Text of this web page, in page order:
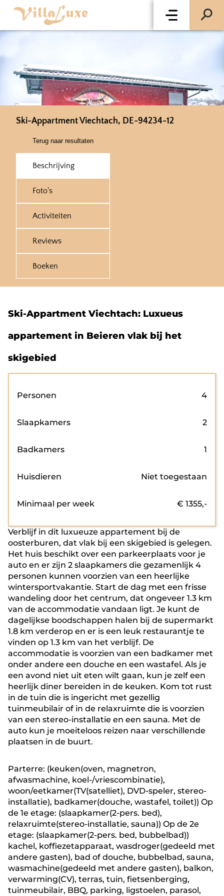
Ski-Appartment Viechtach, DE-94234-12
Terug naar resultaten
Beschrijving
Foto's
Activiteiten
Reviews
Boeken
Ski-Appartment Viechtach: Luxueus
appartement in Beieren vlak bij het
skigebied
Personen 4
Slaapkamers 2
Badkamers 1
Huisdieren Niet toegestaan
Minimaal per week € 1355,-
Verblijf in dit luxueuze appartement bij de
oosterburen, dat vlak bij een skigebied is gelegen.
Het huis beschikt over een parkeerplaats voor je
auto en er zijn 2 slaapkamers die gezamenlijk 4
personen kunnen voorzien van een heerlijke
wintersportvakantie. Start de dag met een frisse
wandeling door het centrum, dat ongeveer 1.3 km
van de accommodatie vandaan ligt. Je kunt de
dagelijkse boodschappen halen bij de supermarkt
1.8 km verderop en er is een leuk restaurantje te
vinden op 1.3 km van het verblijf. De
accommodatie is voorzien van een badkamer met
onder andere een douche en een wastafel. Als je
een avond niet uit eten wilt gaan, kun je zelf een
heerlijk diner bereiden in de keuken. Kom tot rust
in de tuin die is ingericht met gezellig
tuinmeubilair of in de relaxruimte die is voorzien
van een stereo-installatie en een sauna. Met de
auto kun je moeiteloos reizen naar verschillende
plaatsen in de buurt.
Parterre: (keuken(oven, magnetron,
afwasmachine, koel-/vriescombinatie),
woon/eetkamer(TV(satelliet), DVD-speler, stereo-
installatie), badkamer(douche, wastafel, toilet)) Op
de 1e etage: (slaapkamer(2-pers. bed),
relaxruimte(stereo-installatie, sauna)) Op de 2e
etage: (slaapkamer(2-pers. bed, bubbelbad))
kachel, koffiezetapparaat, wasdroger(gedeeld met
andere gasten), bad of douche, bubbelbad, sauna,
wasmachine(gedeeld met andere gasten), balkon,
verwarming(CV), terras, tuin, fietsenberging,
tuinmeubilair, BBQ, parking, ligstoelen, parasol,